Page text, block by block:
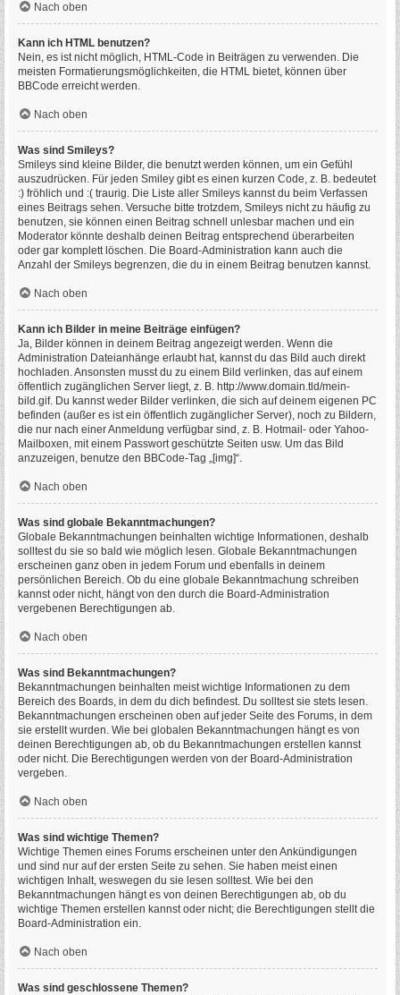
Nach oben
Kann ich HTML benutzen?
Nein, es ist nicht möglich, HTML-Code in Beiträgen zu verwenden. Die
meisten Formatierungsmöglichkeiten, die HTML bietet, können über
BBCode erreicht werden.
Nach oben
Was sind Smileys?
Smileys sind kleine Bilder, die benutzt werden können, um ein Gefühl
auszudrücken. Für jeden Smiley gibt es einen kurzen Code, z. B. bedeutet
:) fröhlich und :( traurig. Die Liste aller Smileys kannst du beim Verfassen
eines Beitrags sehen. Versuche bitte trotzdem, Smileys nicht zu häufig zu
benutzen, sie können einen Beitrag schnell unlesbar machen und ein
Moderator könnte deshalb deinen Beitrag entsprechend überarbeiten
oder gar komplett löschen. Die Board-Administration kann auch die
Anzahl der Smileys begrenzen, die du in einem Beitrag benutzen kannst.
Nach oben
Kann ich Bilder in meine Beiträge einfügen?
Ja, Bilder können in deinem Beitrag angezeigt werden. Wenn die
Administration Dateianhänge erlaubt hat, kannst du das Bild auch direkt
hochladen. Ansonsten musst du zu einem Bild verlinken, das auf einem
öffentlich zugänglichen Server liegt, z. B. http://www.domain.tld/mein-
bild.gif. Du kannst weder Bilder verlinken, die sich auf deinem eigenen PC
befinden (außer es ist ein öffentlich zugänglicher Server), noch zu Bildern,
die nur nach einer Anmeldung verfügbar sind, z. B. Hotmail- oder Yahoo-
Mailboxen, mit einem Passwort geschützte Seiten usw. Um das Bild
anzuzeigen, benutze den BBCode-Tag „[img]“.
Nach oben
Was sind globale Bekanntmachungen?
Globale Bekanntmachungen beinhalten wichtige Informationen, deshalb
solltest du sie so bald wie möglich lesen. Globale Bekanntmachungen
erscheinen ganz oben in jedem Forum und ebenfalls in deinem
persönlichen Bereich. Ob du eine globale Bekanntmachung schreiben
kannst oder nicht, hängt von den durch die Board-Administration
vergebenen Berechtigungen ab.
Nach oben
Was sind Bekanntmachungen?
Bekanntmachungen beinhalten meist wichtige Informationen zu dem
Bereich des Boards, in dem du dich befindest. Du solltest sie stets lesen.
Bekanntmachungen erscheinen oben auf jeder Seite des Forums, in dem
sie erstellt wurden. Wie bei globalen Bekanntmachungen hängt es von
deinen Berechtigungen ab, ob du Bekanntmachungen erstellen kannst
oder nicht. Die Berechtigungen werden von der Board-Administration
vergeben.
Nach oben
Was sind wichtige Themen?
Wichtige Themen eines Forums erscheinen unter den Ankündigungen
und sind nur auf der ersten Seite zu sehen. Sie haben meist einen
wichtigen Inhalt, weswegen du sie lesen solltest. Wie bei den
Bekanntmachungen hängt es von deinen Berechtigungen ab, ob du
wichtige Themen erstellen kannst oder nicht; die Berechtigungen stellt die
Board-Administration ein.
Nach oben
Was sind geschlossene Themen?